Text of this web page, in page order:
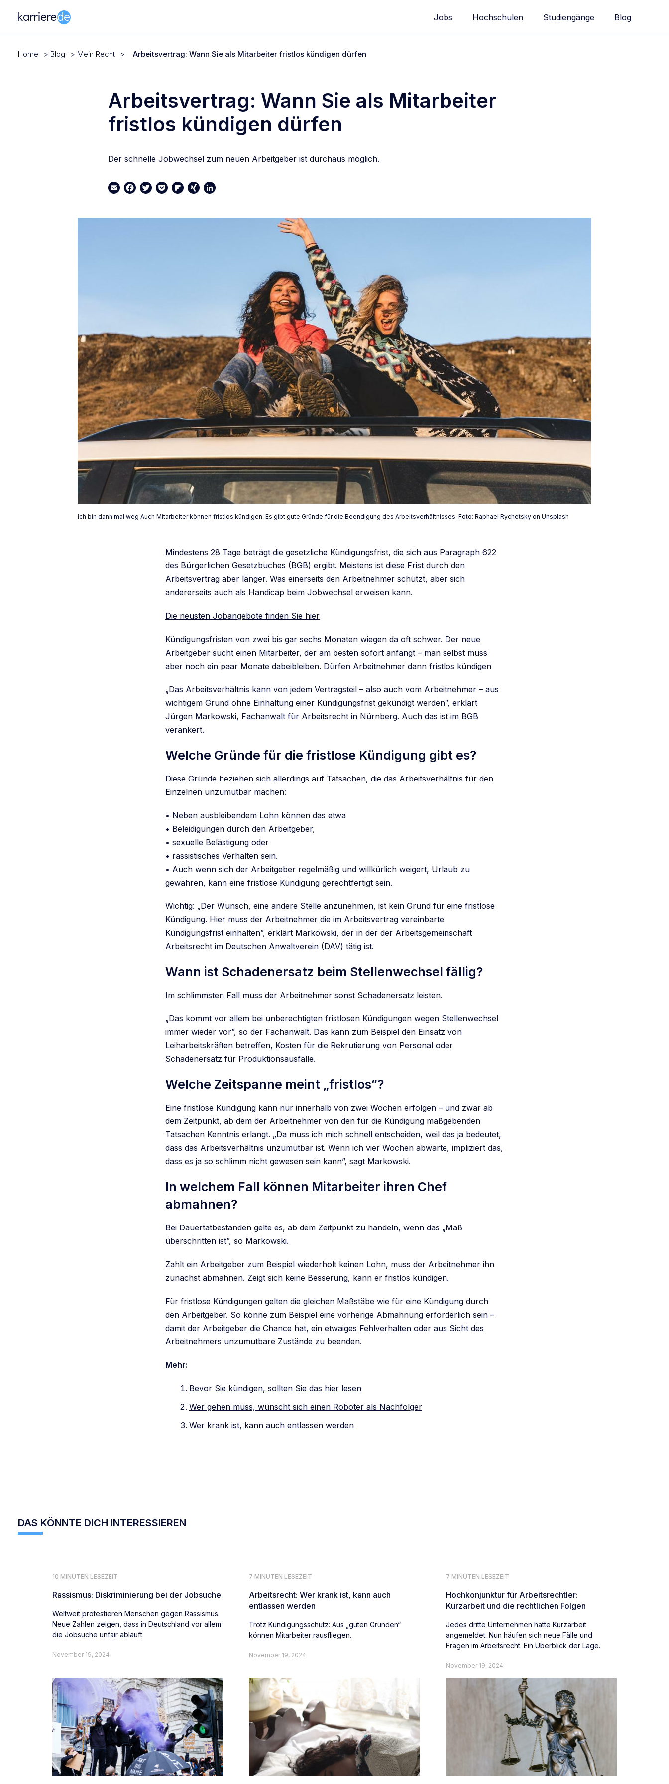
Jobs Hochschulen Studiengänge Blog
Home > Blog > Mein Recht > Arbeitsvertrag: Wann Sie als Mitarbeiter fristlos kündigen dürfen
Arbeitsvertrag: Wann Sie als Mitarbeiter
fristlos kündigen dürfen
Der schnelle Jobwechsel zum neuen Arbeitgeber ist durchaus möglich.
EmailFacebook
TwitterPocketFlipboard
XINGLinkedIn
Ich bin dann mal weg Auch Mitarbeiter können fristlos kündigen: Es gibt gute Gründe für die Beendigung des Arbeitsverhältnisses. Foto: Raphael Rychetsky on Unsplash
Mindestens 28 Tage beträgt die gesetzliche Kündigungsfrist, die sich aus Paragraph 622
des Bürgerlichen Gesetzbuches (BGB) ergibt. Meistens ist diese Frist durch den
Arbeitsvertrag aber länger. Was einerseits den Arbeitnehmer schützt, aber sich
andererseits auch als Handicap beim Jobwechsel erweisen kann.
Die neusten Jobangebote finden Sie hier
Kündigungsfristen von zwei bis gar sechs Monaten wiegen da oft schwer. Der neue
Arbeitgeber sucht einen Mitarbeiter, der am besten sofort anfängt – man selbst muss
aber noch ein paar Monate dabeibleiben. Dürfen Arbeitnehmer dann fristlos kündigen
„Das Arbeitsverhältnis kann von jedem Vertragsteil – also auch vom Arbeitnehmer – aus
wichtigem Grund ohne Einhaltung einer Kündigungsfrist gekündigt werden”, erklärt
Jürgen Markowski, Fachanwalt für Arbeitsrecht in Nürnberg. Auch das ist im BGB
verankert.
Welche Gründe für die fristlose Kündigung gibt es?
Diese Gründe beziehen sich allerdings auf Tatsachen, die das Arbeitsverhältnis für den
Einzelnen unzumutbar machen:
• Neben ausbleibendem Lohn können das etwa
• Beleidigungen durch den Arbeitgeber,
• sexuelle Belästigung oder
• rassistisches Verhalten sein.
• Auch wenn sich der Arbeitgeber regelmäßig und willkürlich weigert, Urlaub zu
gewähren, kann eine fristlose Kündigung gerechtfertigt sein.
Wichtig: „Der Wunsch, eine andere Stelle anzunehmen, ist kein Grund für eine fristlose
Kündigung. Hier muss der Arbeitnehmer die im Arbeitsvertrag vereinbarte
Kündigungsfrist einhalten”, erklärt Markowski, der in der der Arbeitsgemeinschaft
Arbeitsrecht im Deutschen Anwaltverein (DAV) tätig ist.
Wann ist Schadenersatz beim Stellenwechsel fällig?
Im schlimmsten Fall muss der Arbeitnehmer sonst Schadenersatz leisten.
„Das kommt vor allem bei unberechtigten fristlosen Kündigungen wegen Stellenwechsel
immer wieder vor”, so der Fachanwalt. Das kann zum Beispiel den Einsatz von
Leiharbeitskräften betreffen, Kosten für die Rekrutierung von Personal oder
Schadenersatz für Produktionsausfälle.
Welche Zeitspanne meint „fristlos“?
Eine fristlose Kündigung kann nur innerhalb von zwei Wochen erfolgen – und zwar ab
dem Zeitpunkt, ab dem der Arbeitnehmer von den für die Kündigung maßgebenden
Tatsachen Kenntnis erlangt. „Da muss ich mich schnell entscheiden, weil das ja bedeutet,
dass das Arbeitsverhältnis unzumutbar ist. Wenn ich vier Wochen abwarte, impliziert das,
dass es ja so schlimm nicht gewesen sein kann”, sagt Markowski.
In welchem Fall können Mitarbeiter ihren Chef
abmahnen?
Bei Dauertatbeständen gelte es, ab dem Zeitpunkt zu handeln, wenn das „Maß
überschritten ist”, so Markowski.
Zahlt ein Arbeitgeber zum Beispiel wiederholt keinen Lohn, muss der Arbeitnehmer ihn
zunächst abmahnen. Zeigt sich keine Besserung, kann er fristlos kündigen.
Für fristlose Kündigungen gelten die gleichen Maßstäbe wie für eine Kündigung durch
den Arbeitgeber. So könne zum Beispiel eine vorherige Abmahnung erforderlich sein –
damit der Arbeitgeber die Chance hat, ein etwaiges Fehlverhalten oder aus Sicht des
Arbeitnehmers unzumutbare Zustände zu beenden.
Mehr:
Bevor Sie kündigen, sollten Sie das hier lesen
Wer gehen muss, wünscht sich einen Roboter als Nachfolger
Wer krank ist, kann auch entlassen werden
DAS KÖNNTE DICH INTERESSIEREN
10 MINUTEN LESEZEIT
Rassismus: Diskriminierung bei der Jobsuche
Weltweit protestieren Menschen gegen Rassismus.
Neue Zahlen zeigen, dass in Deutschland vor allem
die Jobsuche unfair abläuft.
November 19, 2024
7 MINUTEN LESEZEIT
Arbeitsrecht: Wer krank ist, kann auch
entlassen werden
Trotz Kündigungsschutz: Aus „guten Gründen“
können Mitarbeiter rausfliegen.
November 19, 2024
7 MINUTEN LESEZEIT
Hochkonjunktur für Arbeitsrechtler:
Kurzarbeit und die rechtlichen Folgen
Jedes dritte Unternehmen hatte Kurzarbeit
angemeldet. Nun häufen sich neue Fälle und
Fragen im Arbeitsrecht. Ein Überblick der Lage.
November 19, 2024